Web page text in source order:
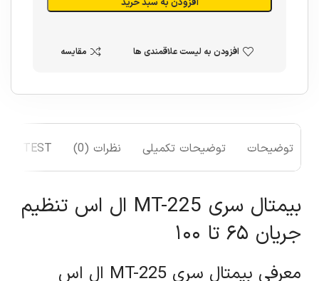
افزودن به سبد خرید
افزودن به لیست علاقمندی ها مقایسه
توضیحات توضیحات تکمیلی نظرات (0) TEST
بیمتال سری MT-225 ال اس تنظیم
جریان ۶۵ تا ۱۰۰
معرفی بیمتال سری MT-225 ال اس